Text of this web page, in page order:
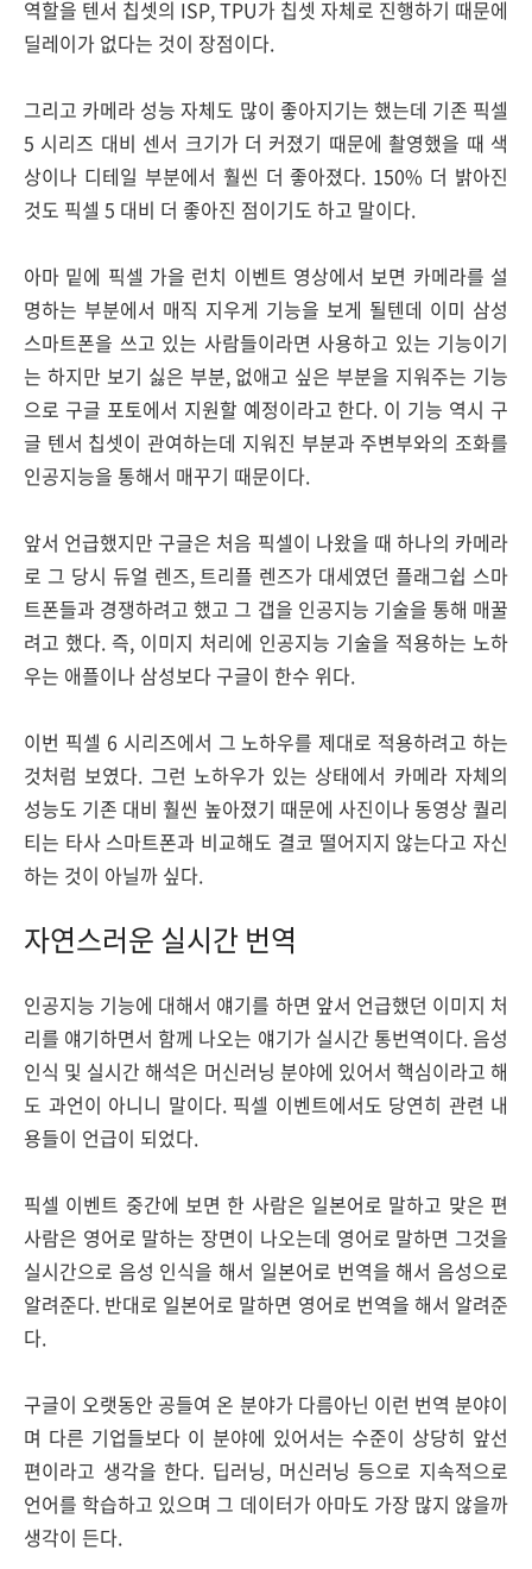
역할을 텐서 칩셋의 ISP, TPU가 칩셋 자체로 진행하기 때문에
딜레이가 없다는 것이 장점이다.
그리고 카메라 성능 자체도 많이 좋아지기는 했는데 기존 픽셀
5 시리즈 대비 센서 크기가 더 커졌기 때문에 촬영했을 때 색
상이나 디테일 부분에서 훨씬 더 좋아졌다. 150% 더 밝아진
것도 픽셀 5 대비 더 좋아진 점이기도 하고 말이다.
아마 밑에 픽셀 가을 런치 이벤트 영상에서 보면 카메라를 설
명하는 부분에서 매직 지우게 기능을 보게 될텐데 이미 삼성
스마트폰을 쓰고 있는 사람들이라면 사용하고 있는 기능이기
는 하지만 보기 싫은 부분, 없애고 싶은 부분을 지워주는 기능
으로 구글 포토에서 지원할 예정이라고 한다. 이 기능 역시 구
글 텐서 칩셋이 관여하는데 지워진 부분과 주변부와의 조화를
인공지능을 통해서 매꾸기 때문이다.
앞서 언급했지만 구글은 처음 픽셀이 나왔을 때 하나의 카메라
로 그 당시 듀얼 렌즈, 트리플 렌즈가 대세였던 플래그쉽 스마
트폰들과 경쟁하려고 했고 그 갭을 인공지능 기술을 통해 매꿀
려고 했다. 즉, 이미지 처리에 인공지능 기술을 적용하는 노하
우는 애플이나 삼성보다 구글이 한수 위다.
이번 픽셀 6 시리즈에서 그 노하우를 제대로 적용하려고 하는
것처럼 보였다. 그런 노하우가 있는 상태에서 카메라 자체의
성능도 기존 대비 훨씬 높아졌기 때문에 사진이나 동영상 퀄리
티는 타사 스마트폰과 비교해도 결코 떨어지지 않는다고 자신
하는 것이 아닐까 싶다.
자연스러운 실시간 번역
인공지능 기능에 대해서 얘기를 하면 앞서 언급했던 이미지 처
리를 얘기하면서 함께 나오는 얘기가 실시간 통번역이다. 음성
인식 및 실시간 해석은 머신러닝 분야에 있어서 핵심이라고 해
도 과언이 아니니 말이다. 픽셀 이벤트에서도 당연히 관련 내
용들이 언급이 되었다.
픽셀 이벤트 중간에 보면 한 사람은 일본어로 말하고 맞은 편
사람은 영어로 말하는 장면이 나오는데 영어로 말하면 그것을
실시간으로 음성 인식을 해서 일본어로 번역을 해서 음성으로
알려준다. 반대로 일본어로 말하면 영어로 번역을 해서 알려준
다.
구글이 오랫동안 공들여 온 분야가 다름아닌 이런 번역 분야이
며 다른 기업들보다 이 분야에 있어서는 수준이 상당히 앞선
편이라고 생각을 한다. 딥러닝, 머신러닝 등으로 지속적으로
언어를 학습하고 있으며 그 데이터가 아마도 가장 많지 않을까
생각이 든다.